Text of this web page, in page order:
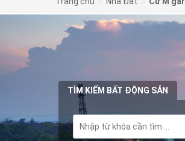
TÌM KIẾM BẤT ĐỘNG SẢN